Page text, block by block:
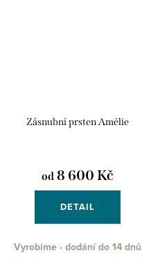
Zásnubní prsten Amélie
od 8 600 Kč
DETAIL
Vyrobíme - dodání do 14 dnů